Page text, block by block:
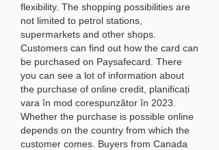
flexibility. The shopping possibilities are
not limited to petrol stations,
supermarkets and other shops.
Customers can find out how the card can
be purchased on Paysafecard. There
you can see a lot of information about
the purchase of online credit, planificați
vara în mod corespunzător în 2023.
Whether the purchase is possible online
depends on the country from which the
customer comes. Buyers from Canada